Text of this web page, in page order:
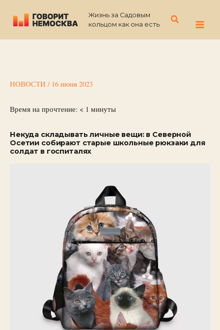
содержимому
Жизнь за Садовым
кольцом как она есть
Поиск
НОВОСТИ / 16 июня 2023
Время на прочтение: < 1 минуты
Некуда складывать личные вещи: в Северной
Осетии собирают старые школьные рюкзаки для
солдат в госпиталях